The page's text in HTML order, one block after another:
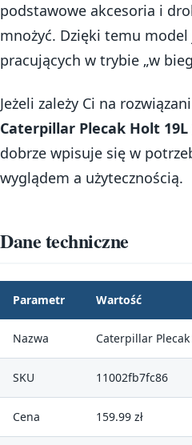
podstawowe akcesoria i
mnożyć. Dzięki temu
pracujących w trybie „w
Jeżeli zależy Ci na
Caterpillar Plecak Holt 19L
dobrze wpisuje się w
wyglądem a użytecznością.
Dane techniczne
Parametr Wartość
Nazwa Caterpillar
SKU 11002fb7fc86
Cena 159.99 zł